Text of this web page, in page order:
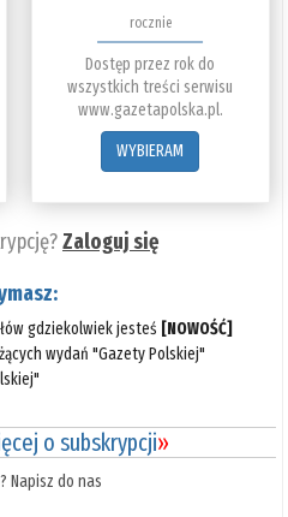
rocznie
Dostęp przez rok do
wszystkich treści serwisu
www.gazetapolska.pl.
WYBIERAM
Zaloguj się
gdziekolwiek jesteś [NOWOŚĆ]
wydań "Gazety Polskiej"
o subskrypcji»
Napisz do nas